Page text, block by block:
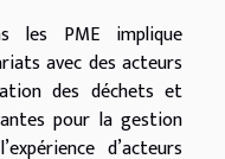
les PME implique
avec des acteurs
des déchets et
pour la gestion
d’acteurs